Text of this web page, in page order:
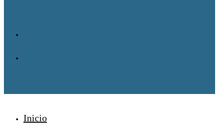
Inicio